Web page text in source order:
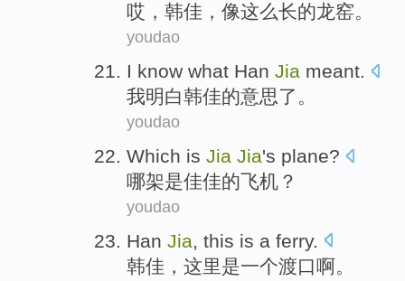
哎 ， 韩佳 ，像这么长的龙窑。
youdao
I know what Han Jia meant.
我明白韩佳的意思了 。
youdao
Which is Jia Jia's plane?
哪架是佳佳的飞机 ？
youdao
Han Jia this is a ferry.
韩佳 ， 这里是一个渡口啊。